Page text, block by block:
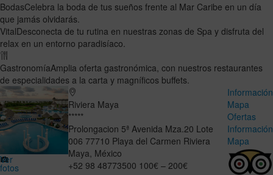
BodasCelebra la boda de tus sueños frente al Mar Caribe en un día
que jamás olvidarás.
VitalDesconecta de tu rutina en nuestras zonas de Spa y disfruta del
relax en un entorno paradisíaco.
GastronomíaAmplia oferta gastronómica, con nuestros restaurantes
de especialidades a la carta y magníficos buffets.
Ver
fotos
Riviera Maya
*****
Prolongacion 5ª Avenida Mza.20 Lote
006 77710 Playa del Carmen Riviera
Maya, México
+52 98 48773500 100€ – 200€
Información
Mapa
Ofertas
Información
Mapa